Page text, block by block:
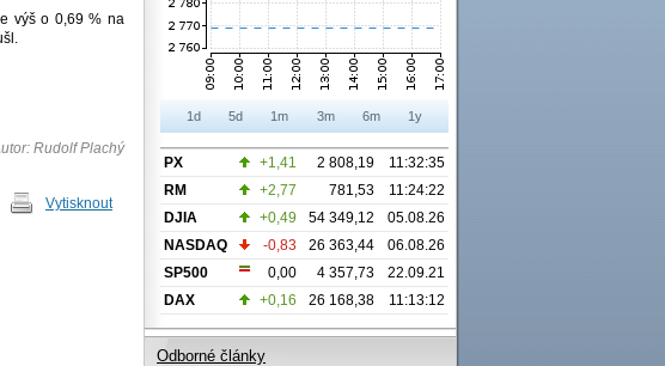
výš o 0,69 % na
Rudolf Plachý
Vytisknout
1d 5d 1m 3m 6m 1y
PX +1,41 2 808,19
11:32:35
RM
+2,77 781,53
11:24:22
DJIA
+0,49 54 349,12
05.08.26
NASDAQ
-0,83 26 363,44
06.08.26
SP500
0,00 4 357,73
22.09.21
DAX
+0,16 26 168,38 11:13:12
Odborné články